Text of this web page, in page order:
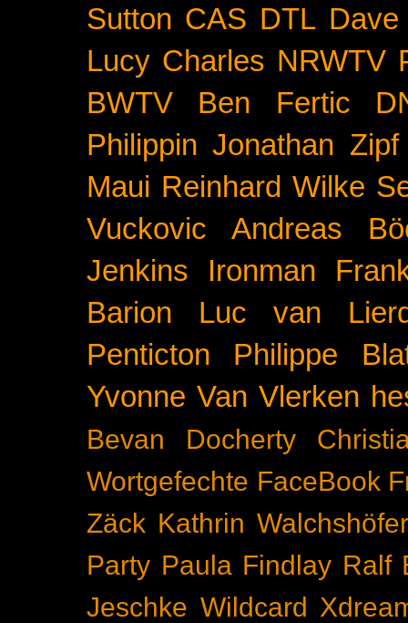
Sutton CAS DTL
Lucy Charles NRWTV
BWTV
Ben Fertic
Philippin Jonathan Zipf
Maui Reinhard Wilke
Vuckovic
Andreas
Jenkins
Ironman
Barion
Luc van
Penticton
Philippe
Yvonne Van Vlerken
Bevan Docherty
Wortgefechte FaceBook
Zäck Kathrin Walchshöfer
Party Paula Findlay Ralf
Jeschke Wildcard